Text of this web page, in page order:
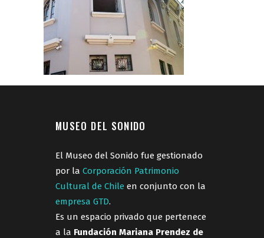
MUSEO DEL SONIDO
El Museo del Sonido fue gestionado
por la Corporación Patrimonio
Cultural de Chile en conjunto con la
empresa GTD.
Es un espacio privado que pertenece
a la Fundación Mariana Prendez de